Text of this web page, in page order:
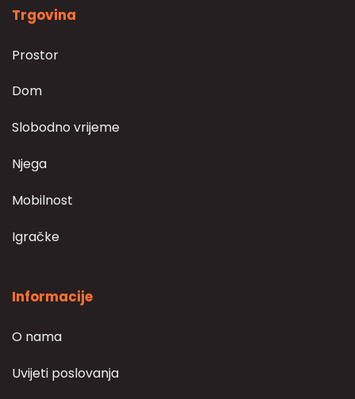
Trgovina
Prostor
Dom
Slobodno vrijeme
Njega
Mobilnost
Igračke
Informacije
O nama
Uvijeti poslovanja